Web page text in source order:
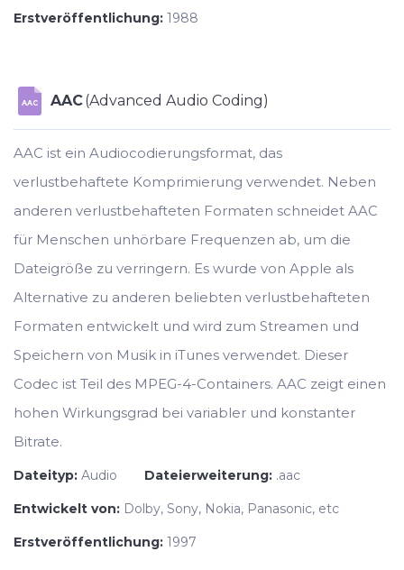
Erstveröffentlichung: 1988
AAC AAC(Advanced Audio Coding)
AAC ist ein Audiocodierungsformat, das
verlustbehaftete Komprimierung verwendet. Neben
anderen verlustbehafteten Formaten schneidet AAC
für Menschen unhörbare Frequenzen ab, um die
Dateigröße zu verringern. Es wurde von Apple als
Alternative zu anderen beliebten verlustbehafteten
Formaten entwickelt und wird zum Streamen und
Speichern von Musik in iTunes verwendet. Dieser
Codec ist Teil des MPEG-4-Containers. AAC zeigt einen
hohen Wirkungsgrad bei variabler und konstanter
Bitrate.
Dateityp: Audio Dateierweiterung: .aac
Entwickelt von: Dolby, Sony, Nokia, Panasonic, etc
Erstveröffentlichung: 1997